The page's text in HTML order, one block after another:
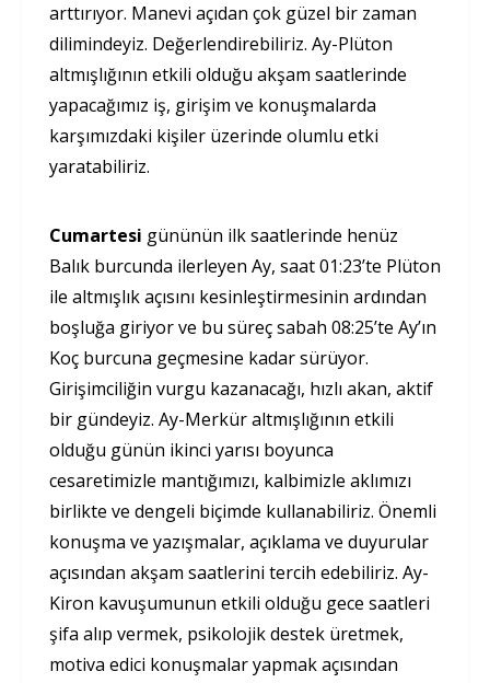
arttırıyor. Manevi açıdan çok güzel bir zaman
dilimindeyiz. Değerlendirebiliriz. Ay-Plüton
altmışlığının etkili olduğu akşam saatlerinde
yapacağımız iş, girişim ve konuşmalarda
karşımızdaki kişiler üzerinde olumlu etki
yaratabiliriz.
Cumartesi gününün ilk saatlerinde henüz
Balık burcunda ilerleyen Ay, saat 01:23’te Plüton
ile altmışlık açısını kesinleştirmesinin ardından
boşluğa giriyor ve bu süreç sabah 08:25’te Ay’ın
Koç burcuna geçmesine kadar sürüyor.
Girişimciliğin vurgu kazanacağı, hızlı akan, aktif
bir gündeyiz. Ay-Merkür altmışlığının etkili
olduğu günün ikinci yarısı boyunca
cesaretimizle mantığımızı, kalbimizle aklımızı
birlikte ve dengeli biçimde kullanabiliriz. Önemli
konuşma ve yazışmalar, açıklama ve duyurular
açısından akşam saatlerini tercih edebiliriz. Ay-
Kiron kavuşumunun etkili olduğu gece saatleri
şifa alıp vermek, psikolojik destek üretmek,
motiva edici konuşmalar yapmak açısından